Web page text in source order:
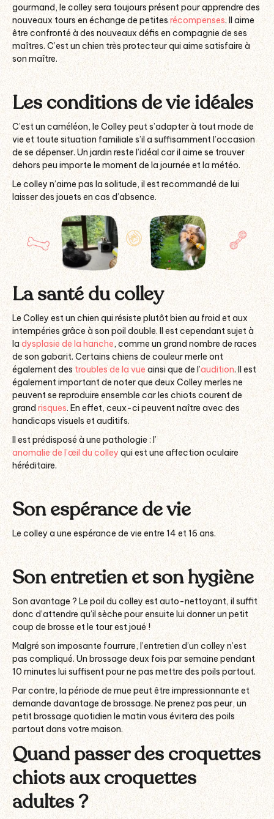
gourmand, le colley sera toujours présent pour apprendre des
nouveaux tours en échange de petites récompenses. Il aime
être confronté à des nouveaux défis en compagnie de ses
maîtres. C’est un chien très protecteur qui aime satisfaire à
son maître.
Les conditions de vie idéales
C’est un caméléon, le Colley peut s’adapter à tout mode de
vie et toute situation familiale s’il a suffisamment l’occasion
de se dépenser. Un jardin reste l’idéal car il aime se trouver
dehors peu importe le moment de la journée et la météo.
Le colley n’aime pas la solitude, il est recommandé de lui
laisser des jouets en cas d’absence.
La santé du colley
Le Colley est un chien qui résiste plutôt bien au froid et aux
intempéries grâce à son poil double. Il est cependant sujet à
ladysplasie de la hanche, comme un grand nombre de races
de son gabarit. Certains chiens de couleur merle ont
également des troubles de la vue ainsi que de l’audition. Il est
également important de noter que deux Colley merles ne
peuvent se reproduire ensemble car les chiots courent de
grandrisques. En effet, ceux-ci peuvent naître avec des
handicaps visuels et auditifs.
Il est prédisposé à une pathologie : l’
anomalie de l’œil du colley qui est une affection oculaire
héréditaire.
Son espérance de vie
Le colley a une espérance de vie entre 14 et 16 ans.
Son entretien et son hygiène
Son avantage ? Le poil du colley est auto-nettoyant, il suffit
donc d’attendre qu’il sèche pour ensuite lui donner un petit
coup de brosse et le tour est joué !
Malgré son imposante fourrure, l’entretien d’un colley n’est
pas compliqué. Un brossage deux fois par semaine pendant
10 minutes lui suffisent pour ne pas mettre des poils partout.
Par contre, la période de mue peut être impressionnante et
demande davantage de brossage. Ne prenez pas peur, un
petit brossage quotidien le matin vous évitera des poils
partout dans votre maison.
Quand passer des croquettes
chiots aux croquettes
adultes ?